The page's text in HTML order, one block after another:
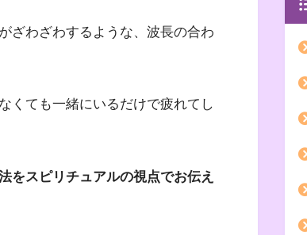
ざわざわするような、波長の合わ
くても一緒にいるだけで疲れてし
をスピリチュアルの視点でお伝え